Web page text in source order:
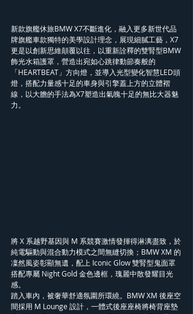
新款旗艦休旅BMW X7不斷進化，融入更多新世代品
牌旗艦車款獨特的美學設計理念，展現細膩工藝，X7
更是以創新思維顛覆以往，以重新詮釋的雙腎型BMW
飾光水箱護罩，營造出宛如心跳律動節奏般的
「HEARTBEAT」方向燈，並導入光型變化智慧LED頭
燈，搭配力量感十足的車身與引擎蓋上方的立體褶
線，以大膽的手法為X7塑造出氣魄十足的無比大器魅
力。
將 X 系越野基因與 M 系競賽激情發揮得淋漓盡致，於
純電驅動與混合動力模式之間無縫切換；BMW XM 的
凜然風姿彰顯無遺，配上 Iconic Glow 雙腎型鬼面罩
搭配專屬 Night Gold 金色邊框，瑰麗中散發耀目光
感。
踏入車內，被奢華舒適氛圍所環繞。BMW XM 後座空
間採用 M Lounge 設計，一體式後座座椅將椅背座墊